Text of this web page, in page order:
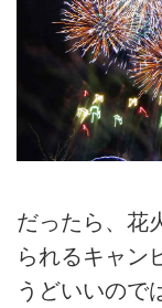
だったら、花
られるキャン
うどいいので